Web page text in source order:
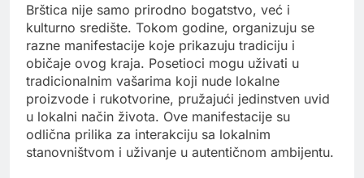
Brštica nije samo prirodno bogatstvo, već i
kulturno središte. Tokom godine, organizuju se
razne manifestacije koje prikazuju tradiciju i
običaje ovog kraja. Posetioci mogu uživati u
tradicionalnim vašarima koji nude lokalne
proizvode i rukotvorine, pružajući jedinstven uvid
u lokalni način života. Ove manifestacije su
odlična prilika za interakciju sa lokalnim
stanovništvom i uživanje u autentičnom ambijentu.